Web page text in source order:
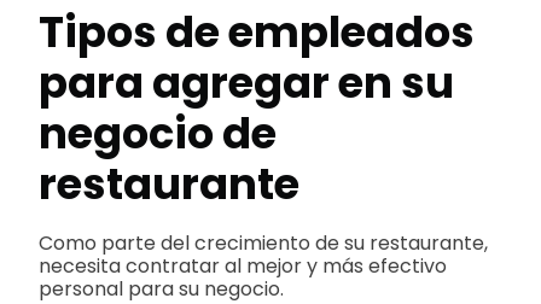
Tipos de empleados
para agregar en su
negocio de
restaurante
Como parte del crecimiento de su restaurante,
necesita contratar al mejor y más efectivo
personal para su negocio.